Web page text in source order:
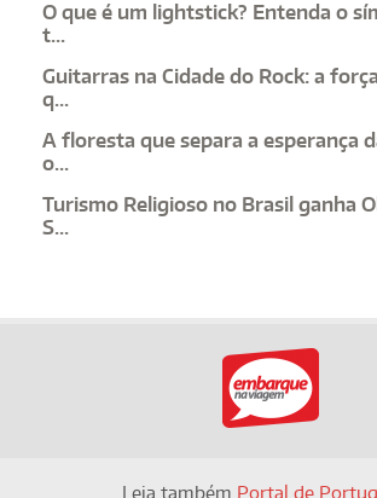
O que é um lightstick? Entenda o
t...
Guitarras na Cidade do Rock: a
q...
A floresta que separa a esperança
o...
Turismo Religioso no Brasil ganha
S...
Leia também Portal de